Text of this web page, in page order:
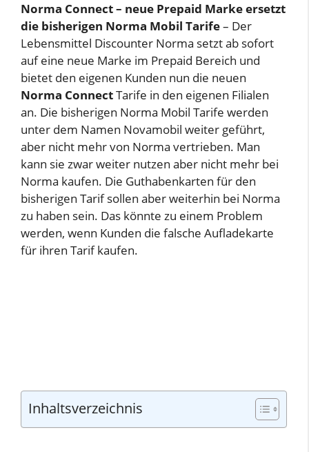
Norma Connect – neue Prepaid Marke ersetzt
die bisherigen Norma Mobil Tarife– Der
Lebensmittel Discounter Norma setzt ab sofort
auf eine neue Marke im Prepaid Bereich und
bietet den eigenen Kunden nun die neuen
Norma ConnectTarife in den eigenen Filialen
an. Die bisherigen Norma Mobil Tarife werden
unter dem Namen Novamobil weiter geführt,
aber nicht mehr von Norma vertrieben. Man
kann sie zwar weiter nutzen aber nicht mehr bei
Norma kaufen. Die Guthabenkarten für den
bisherigen Tarif sollen aber weiterhin bei Norma
zu haben sein. Das könnte zu einem Problem
werden, wenn Kunden die falsche Aufladekarte
für ihren Tarif kaufen.
Inhaltsverzeichnis